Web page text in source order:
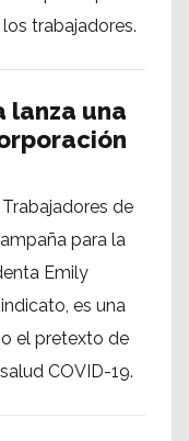
trabajadores.
lanza una
de
para la
Emily
es una
el pretexto de
COVID-19.